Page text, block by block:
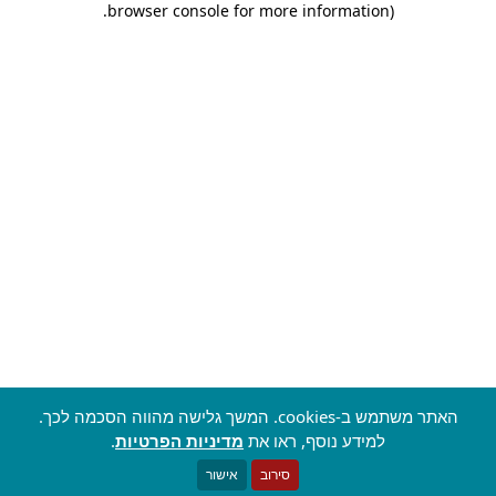
browser console for more information)
.
האתר משתמש ב-cookies. המשך גלישה מהווה הסכמה לכך.
למידע נוסף, ראו את מדיניות הפרטיות.
סירוב אישור